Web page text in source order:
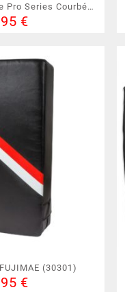
Pro Series Courbé
( 30332 )
€
(30301)
€